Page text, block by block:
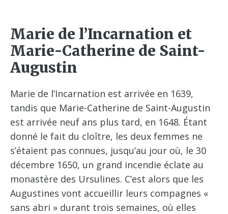
Marie de l’Incarnation et
Marie-Catherine de Saint-
Augustin
Marie de l’Incarnation est arrivée en 1639,
tandis que Marie-Catherine de Saint-Augustin
est arrivée neuf ans plus tard, en 1648. Étant
donné le fait du cloître, les deux femmes ne
s’étaient pas connues, jusqu’au jour où, le 30
décembre 1650, un grand incendie éclate au
monastère des Ursulines. C’est alors que les
Augustines vont accueillir leurs compagnes «
sans abri » durant trois semaines, où elles